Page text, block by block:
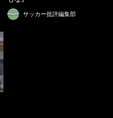
サッカー批評編集部